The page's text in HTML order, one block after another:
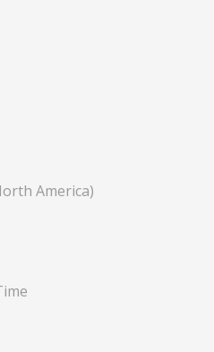
America)